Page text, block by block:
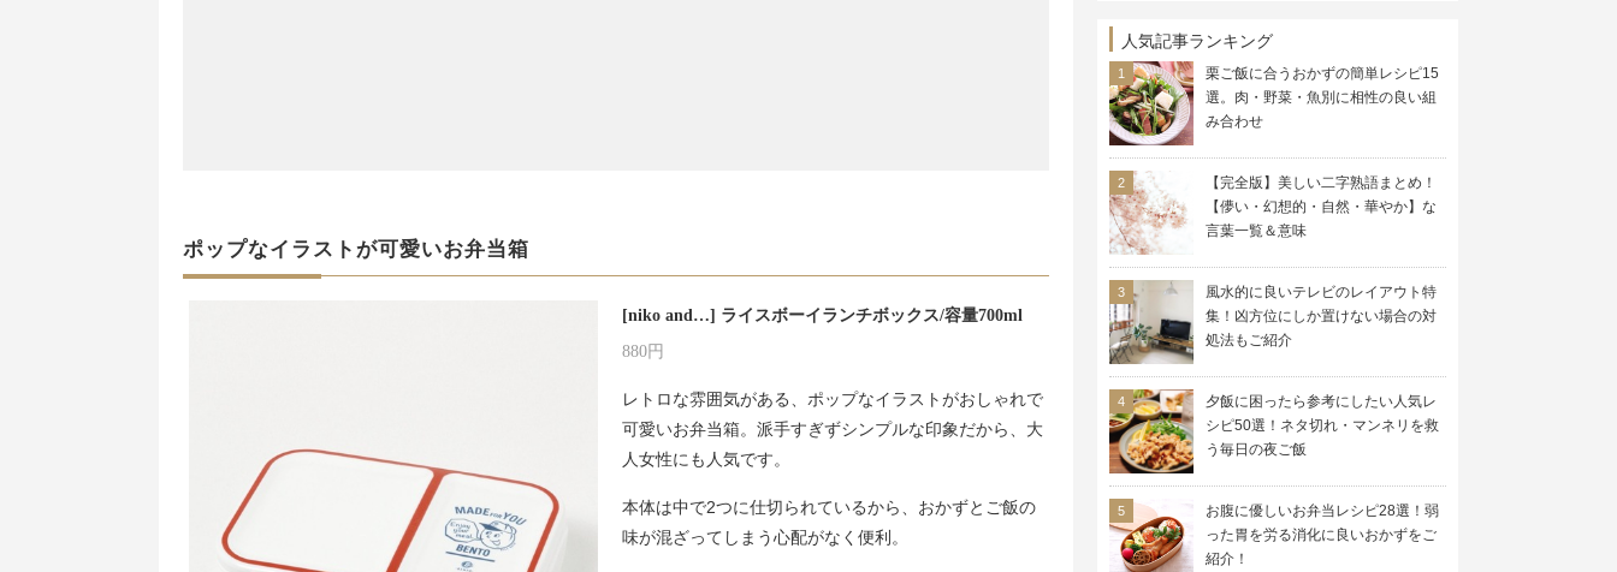
ポップなイラストが可愛いお弁当箱
[niko and…] ライスボーイランチボックス/容量700ml
880円
レトロな雰囲気がある、ポップなイラストがおしゃれで
可愛いお弁当箱。派手すぎずシンプルな印象だから、大
人女性にも人気です。
本体は中で2つに仕切られているから、おかずとご飯の
味が混ざってしまう心配がなく便利。
人気記事ランキング
栗ご飯に合うおかずの簡単レシピ15
選。肉・野菜・魚別に相性の良い組
み合わせ
【完全版】美しい二字熟語まとめ！
【儚い・幻想的・自然・華やか】な
言葉一覧＆意味
風水的に良いテレビのレイアウト特
集！凶方位にしか置けない場合の対
処法もご紹介
夕飯に困ったら参考にしたい人気レ
シピ50選！ネタ切れ・マンネリを救
う毎日の夜ご飯
お腹に優しいお弁当レシピ28選！弱
った胃を労る消化に良いおかずをご
紹介！